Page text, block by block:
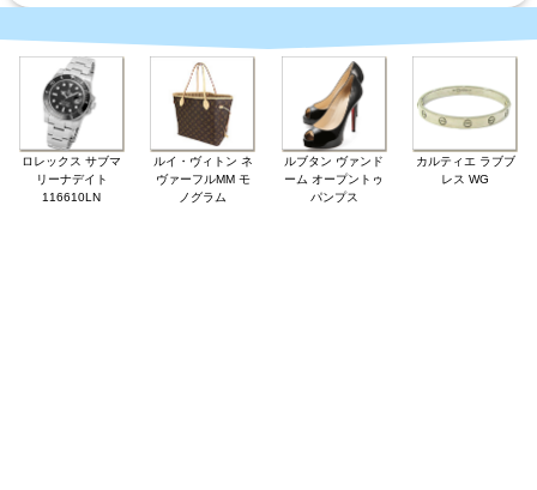
ロレックス サブマ
リーナデイト
116610LN
ルイ・ヴィトン ネ
ヴァーフルMM モ
ノグラム
ルブタン ヴァンド
ーム オープントゥ
パンプス
カルティエ ラブブ
レス WG